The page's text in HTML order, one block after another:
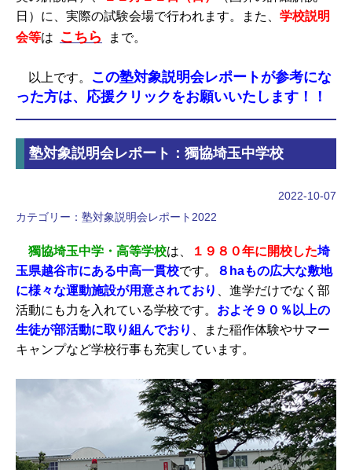
日）に、実際の試験会場で行われます。また、 学校説明
会等は こちら まで。
以上です。
この塾対象説明会レポートが参考にな
った方は、応援クリックをお願いいたします！！
塾対象説明会レポート：獨協埼玉中学校
2022-10-07
カテゴリー： 塾対象説明会レポート2022
獨協埼玉中学・高等学校は、 １９８０年に開校した埼
玉県越谷市にある中高一貫校です。
８haもの広大な敷地
に様々な運動施設が用意されており
、進学だけでなく部
活動にも力を入れている学校です。 およそ９０％以上の
生徒が部活動に取り組んでおり
、また稲作体験やサマー
キャンプなど学校行事も充実しています。